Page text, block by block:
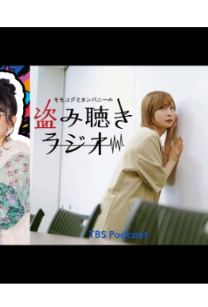
ステップアップしていく仕組みに
りーは「階段を上がっていくん
傾けていました。
ねられると、ゆとりくんは「会社
んですよ」と独特な表現で回答し
とは全部実現できる可能性があ
質とか身体的な制約がある表現
発想次第でどこまでも挑戦できる
た。
ったのでDNA的なものはあるかも
ンドを訪れた1994年は、深刻な経
われていましたが、その後は大き
度ランキングで上位を維持する
、「国や教育現場が“一人ひとり
”を重視していました」と説明し
はできない」という考え方のも
社会全体で生かそうとする姿勢
たと振り返りました。
ある宇賀は、図書館や教会の印